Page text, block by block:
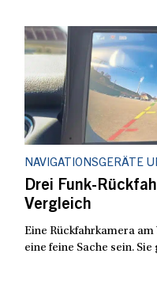
NAVIGATIONSGERÄTE
Drei Funk-
Vergleich
Eine Rückfahrkamera
eine feine Sache sein. Sie